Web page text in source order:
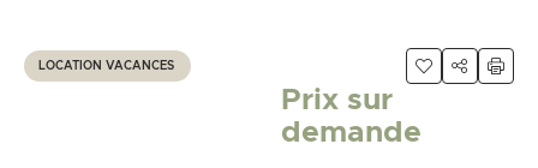
LOCATION VACANCES
Prix sur
demande